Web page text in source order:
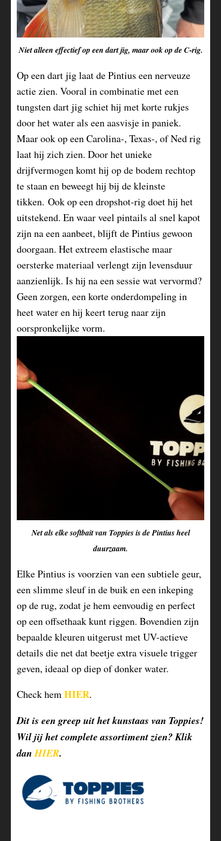
Niet alleen effectief op een dart jig, maar ook op de C-rig.
Op een dart jig laat de Pintius een nerveuze
actie zien. Vooral in combinatie met een
tungsten dart jig schiet hij met korte rukjes
door het water als een aasvisje in paniek.
Maar ook op een Carolina-, Texas-, of Ned rig
laat hij zich zien. Door het unieke
drijfvermogen komt hij op de bodem rechtop
te staan en beweegt hij bij de kleinste
tikken. Ook op een dropshot-rig doet hij het
uitstekend. En waar veel pintails al snel kapot
zijn na een aanbeet, blijft de Pintius gewoon
doorgaan. Het extreem elastische maar
oersterke materiaal verlengt zijn levensduur
aanzienlijk. Is hij na een sessie wat vervormd?
Geen zorgen, een korte onderdompeling in
heet water en hij keert terug naar zijn
oorspronkelijke vorm.
Net als elke softbait van Toppies is de Pintius heel
duurzaam.
Elke Pintius is voorzien van een subtiele geur,
een slimme sleuf in de buik en een inkeping
op de rug, zodat je hem eenvoudig en perfect
op een offsethaak kunt riggen. Bovendien zijn
bepaalde kleuren uitgerust met UV-actieve
details die net dat beetje extra visuele trigger
geven, ideaal op diep of donker water.
Check hemHIER.
Dit is een greep uit het kunstaas van Toppies!
Wil jij het complete assortiment zien? Klik
danHIER.